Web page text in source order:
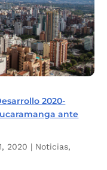
2020-
ante
2020 | Noticias,